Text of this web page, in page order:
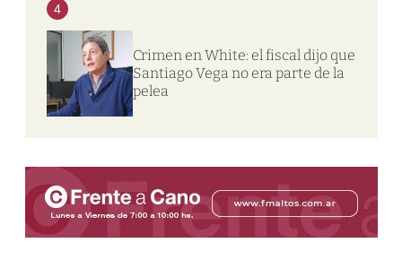
4
Crimen en White: el fiscal dijo que
Santiago Vega no era parte de la
pelea